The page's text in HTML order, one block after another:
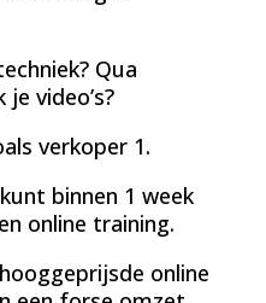
Qua
video’s?
verkoper 1.
binnen 1 week
online training.
online